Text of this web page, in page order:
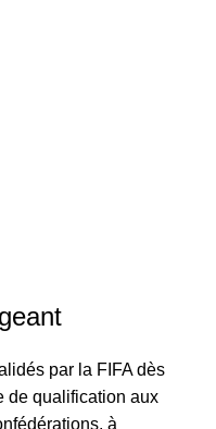
par la FIFA dès
de qualification aux
à